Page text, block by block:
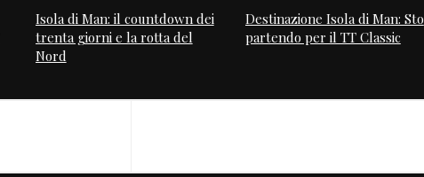
Isola di Man: il countdown dei
trenta giorni e la rotta del
Nord
Destinazione Isola di Man: Sto
partendo per il TT Classic